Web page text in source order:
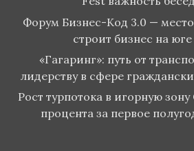
Форум Бизнес-Код 3.0 — место
строит бизнес на
«Гагаринг»: путь от
лидерству в сфере
Рост турпотока в игорную
процента за первое